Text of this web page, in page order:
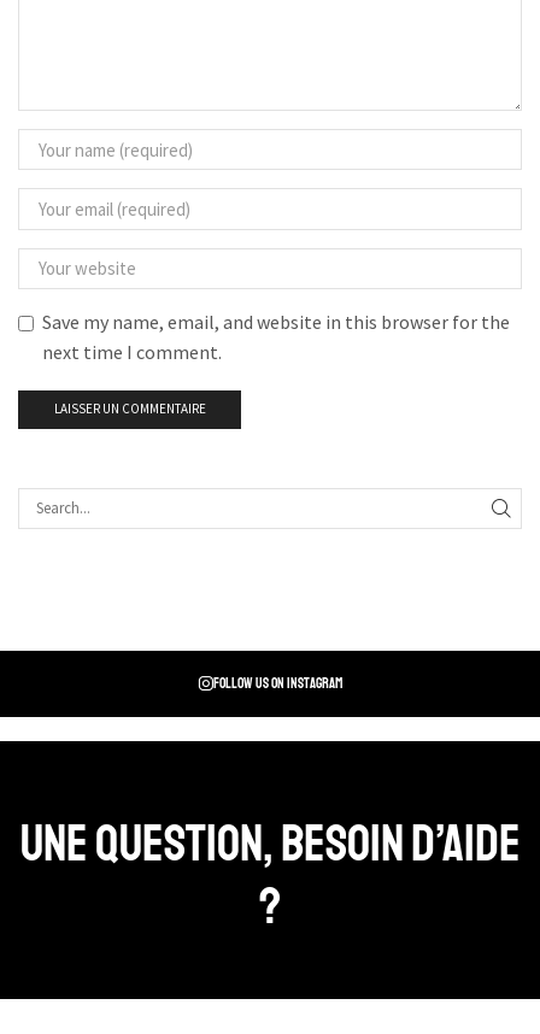
Save my name, email, and website in this browser for the
next time I comment.
Follow us on instagram
Une question, Besoin d’aide
?